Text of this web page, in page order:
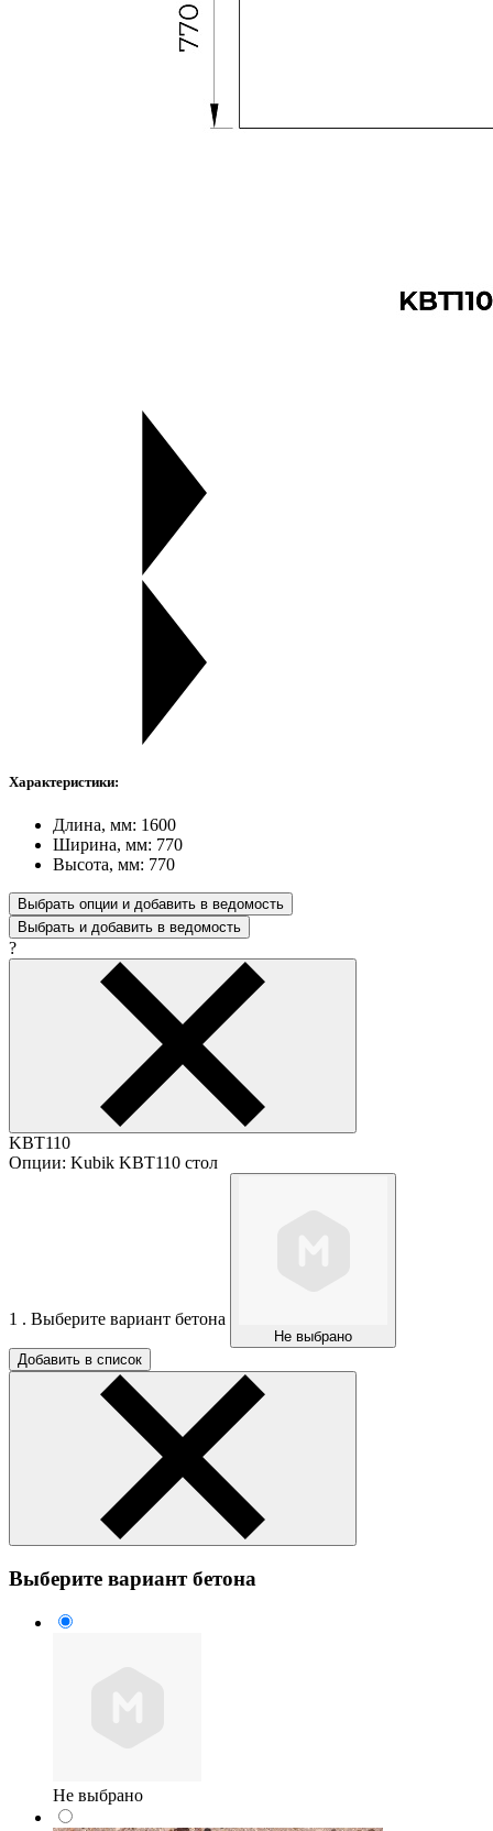
Характеристики:
Длина, мм: 1600
Ширина, мм: 770
Высота, мм: 770
Выбрать опции и добавить в ведомость
Выбрать и добавить в ведомость
?
KBT110
Опции: Kubik KBT110 стол
1 . Выберите вариант бетона
Не выбрано
Добавить в список
Выберите вариант бетона
Не выбрано